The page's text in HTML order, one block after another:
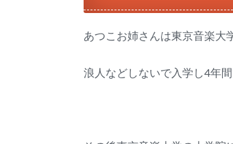
あつこお姉さんは東京音楽大
浪人などしないで入学し4年